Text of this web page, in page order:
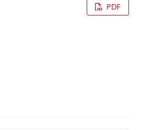
PDF